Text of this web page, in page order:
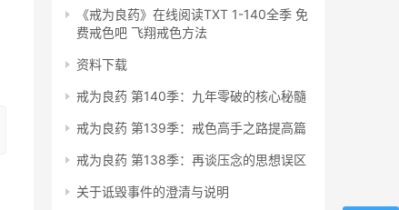
《戒为良药》在线阅读TXT 1-140全季 免
费戒色吧 飞翔戒色方法
资料下载
戒为良药 第140季：九年零破的核心秘髓
戒为良药 第139季：戒色高手之路提高篇
戒为良药 第138季：再谈压念的思想误区
关于诋毁事件的澄清与说明